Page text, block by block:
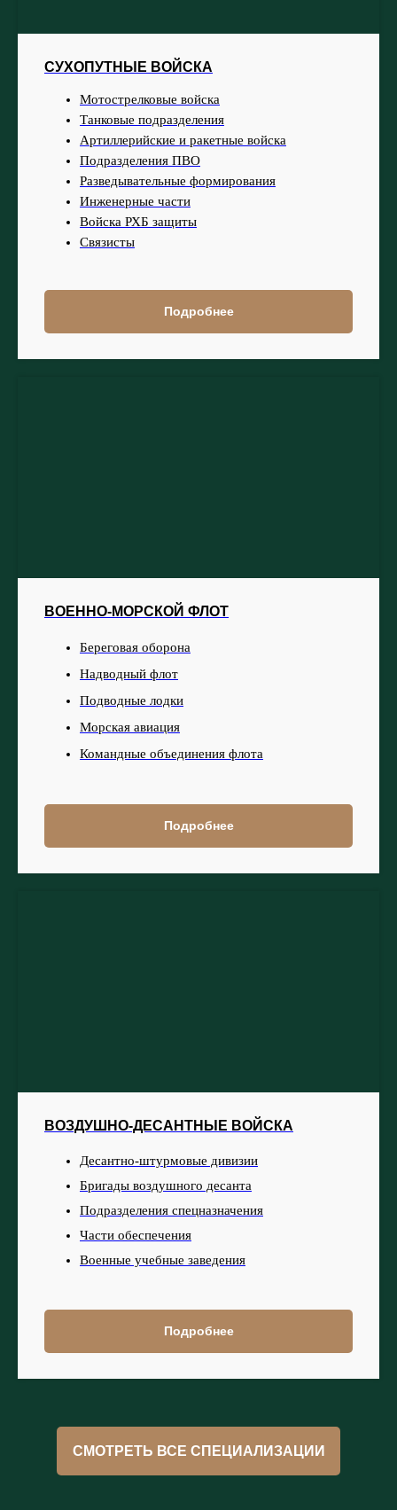
СУХОПУТНЫЕ ВОЙСКА
Мотострелковые войска
Танковые подразделения
Артиллерийские и ракетные войска
Подразделения ПВО
Разведывательные формирования
Инженерные части
Войска РХБ защиты
Связисты
Подробнее
ВОЕННО-МОРСКОЙ ФЛОТ
Береговая оборона
Надводный флот
Подводные лодки
Морская авиация
Командные объединения флота
Подробнее
ВОЗДУШНО-ДЕСАНТНЫЕ ВОЙСКА
Десантно-штурмовые дивизии
Бригады воздушного десанта
Подразделения спецназначения
Части обеспечения
Военные учебные заведения
Подробнее
СМОТРЕТЬ ВСЕ СПЕЦИАЛИЗАЦИИ